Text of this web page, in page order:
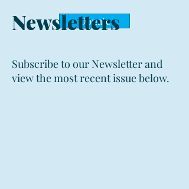
Donate
Newsletters
Subscribe to our Newsletter and
view the most recent issue below.